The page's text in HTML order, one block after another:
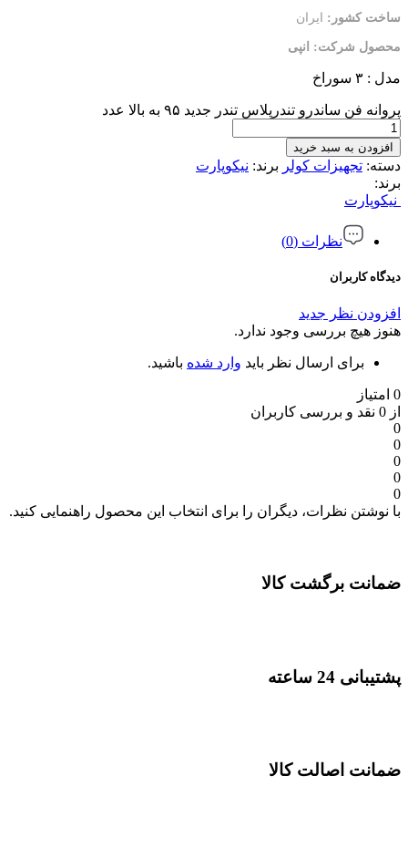
ساخت کشور : ایران
محصول شرکت : انپی
مدل : ۳ سوراخ
پروانه فن ساندرو تندرپلاس تندر جدید ۹۵ به بالا عدد
افزودن به سبد خرید
دسته: تجهیزات کولر برند: نیکوپارت
برند:
نیکوپارت
نظرات (0)
دیدگاه کاربران
افزودن نظر جدید
هنوز هیچ بررسی وجود ندارد.
برای ارسال نظر باید وارد شده باشید.
0 امتیاز
از 0 نقد و بررسی کاربران
0
0
0
0
0
با نوشتن نظرات، دیگران را برای انتخاب این محصول راهنمایی کنید.
ضمانت برگشت کالا
پشتیبانی 24 ساعته
ضمانت اصالت کالا